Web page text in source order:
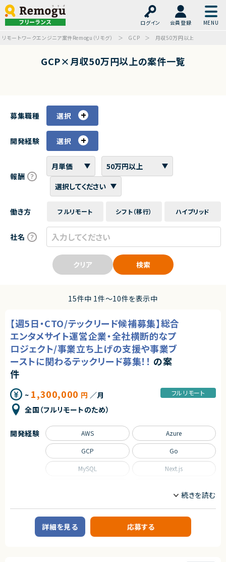
フリーランス ログイン
会員登録
リモートワークエンジニア案件Remogu（リモグ）
GCP 月収50万円以上
GCP×月収50万円以上の案件一覧
募集職種 選択
開発経験 選択
報酬
働き方 フルリモート シフト（移行） ハイブリッド
社名
クリア 検索
15件中 1件〜10件を表示中
【週5日・CTO/テックリード候補募集】総合
エンタメサイト運営企業・全社横断的なプ
ロジェクト/事業立ち上げの支援や事業ブ
ーストに関わるテックリード募集！！ の案
件
~ 1,300,000 円 ／月
全国（フルリモートのため）
フルリモート
CTO/VPoE/テックリード
インフラエンジニア/SRE
開発経験 AWS Azure
GCP Go
MySQL Next.js
詳細を見る 応募する